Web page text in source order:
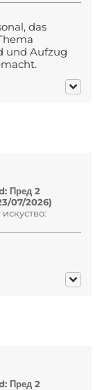
das
und Aufzug
Пред 2
07/2026)
Пред 2